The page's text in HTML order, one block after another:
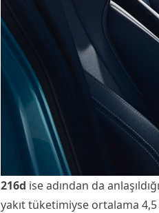
216d ise adından da
yakıt tüketimiyse ortalama 4,5